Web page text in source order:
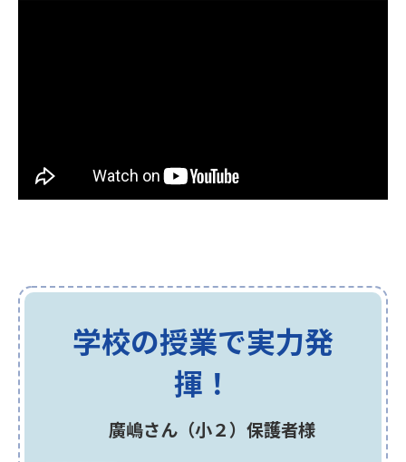
学校の授業で実力発
揮！
廣嶋さん（小２）保護者様